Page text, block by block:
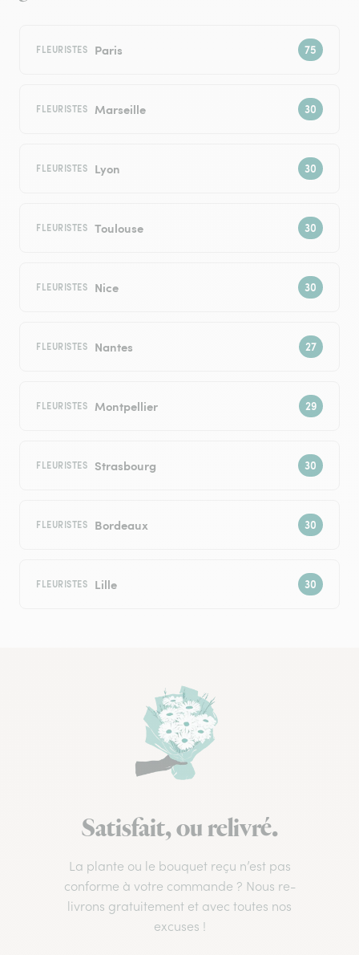
FLEURISTES Paris
FLEURISTES Marseille
FLEURISTES Lyon
FLEURISTES Toulouse
FLEURISTES Nice
FLEURISTES Nantes
FLEURISTES Montpellier
FLEURISTES Strasbourg
FLEURISTES Bordeaux
FLEURISTES Lille
Satisfait, ou relivré.
La plante ou le bouquet reçu n’est pas
conforme à votre commande ? Nous re-
livrons gratuitement et avec toutes nos
excuses !